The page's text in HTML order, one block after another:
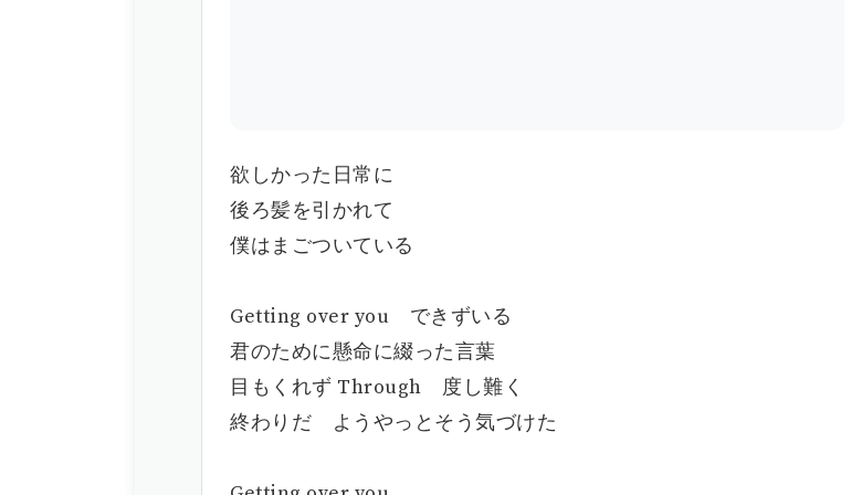
欲しかった日常に
後ろ髪を引かれて
僕はまごついている
Getting over you できずいる
君のために懸命に綴った言葉
目もくれず Through 度し難く
終わりだ ようやっとそう気づけた